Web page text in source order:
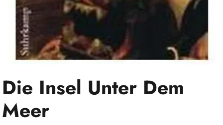
Die Insel Unter Dem
Meer